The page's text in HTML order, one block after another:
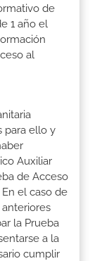
de
1 año el
al
para ello y
Auxiliar
de Acceso
el caso de
la Prueba
a la
cumplir